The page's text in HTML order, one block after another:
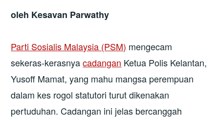
oleh Kesavan Parwathy
Parti Sosialis Malaysia (PSM) mengecam
sekeras-kerasnyacadangan Ketua Polis Kelantan,
Yusoff Mamat, yang mahu mangsa perempuan
dalam kes rogol statutori turut dikenakan
pertuduhan. Cadangan ini jelas bercanggah